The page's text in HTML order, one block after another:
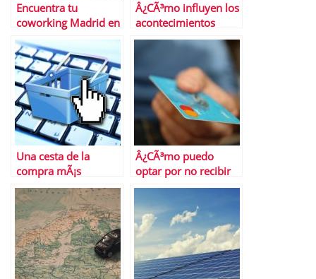
Encuentra tu
coworking Madrid en
Cloudworks
Â¿CÃ³mo influyen los
acontecimientos
histÃ³ricos en el
mercado bursÃ¡til
Una cesta de la
compra mÃ¡s
racional
Â¿CÃ³mo puedo
optar por no recibir
ofertas de tarjetas de
crÃ©dito?